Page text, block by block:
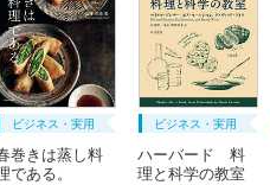
ビジネス・実用
巻きは蒸し料
である。
ビジネス・実用
ハーバード 料
理と科学の教室